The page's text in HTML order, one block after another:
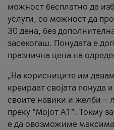
можност бесплатно да
услуги, со можност да
30 дена, без
засекогаш. Понудата е
празнична цена на
„На корисниците им
креираат својата понуда
своите навики и желби —
преку “Мојот А1”. Токму
е да овозможиме